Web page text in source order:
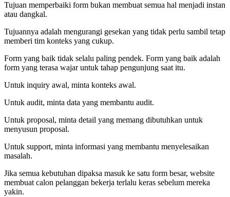
Tujuan memperbaiki form bukan membuat semua hal menjadi instan
atau dangkal.
Tujuannya adalah mengurangi gesekan yang tidak perlu sambil tetap
memberi tim konteks yang cukup.
Form yang baik tidak selalu paling pendek. Form yang baik adalah
form yang terasa wajar untuk tahap pengunjung saat itu.
Untuk inquiry awal, minta konteks awal.
Untuk audit, minta data yang membantu audit.
Untuk proposal, minta detail yang memang dibutuhkan untuk
menyusun proposal.
Untuk support, minta informasi yang membantu menyelesaikan
masalah.
Jika semua kebutuhan dipaksa masuk ke satu form besar, website
membuat calon pelanggan bekerja terlalu keras sebelum mereka
yakin.